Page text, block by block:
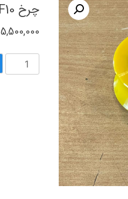
چرخ F5/F10
5,500,000
چرخ
F5/F10